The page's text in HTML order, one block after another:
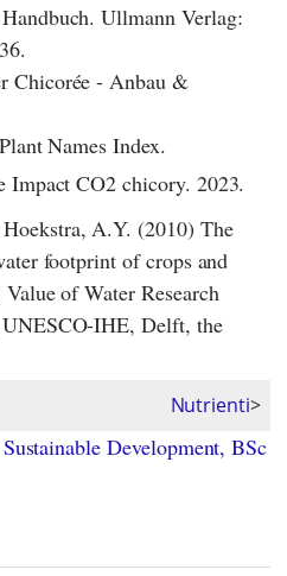
Ullmann Verlag:
Chicorée - Anbau &
Names Index.
CO2 chicory. 2023.
A.Y. (2010) The
footprint of crops and
of Water Research
IHE, Delft, the
Nutrienti>
Development, BSc